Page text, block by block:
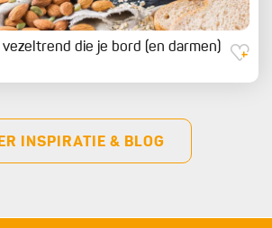
vezeltrend die je bord (en darmen)
INSPIRATIE & BLOG